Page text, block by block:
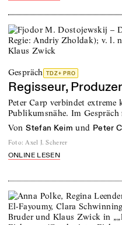
Gespräch TDZ+ PRO
Regisseur,
Peter Carp verbindet
Publikumsnähe. Im
von Stefan Keim und Peter
Foto: Axel J. Scherer
ONLINE LESEN